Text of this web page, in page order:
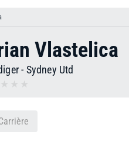
Vlastelica
- Sydney Utd